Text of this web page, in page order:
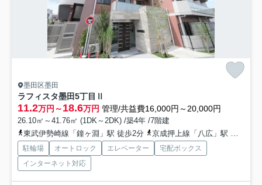
墨田区墨田
ラフィスタ墨田5丁目Ⅱ
11.2万円～18.6万円 管理/共益費16,000円～20,000円
26.10㎡～41.76㎡ (1DK～2DK) /築4年 /7階建
東武伊勢崎線「鐘ヶ淵」駅 徒歩2分
京成押上線「八広」駅 徒歩18分
駐輪場 オートロック エレベーター
宅配ボックス
インターネット対応